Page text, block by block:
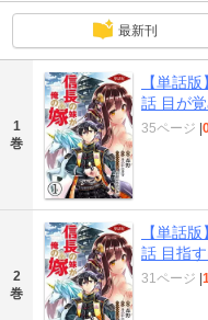
最新刊
1
巻
【単話
話 目が
35ページ
2
巻
【単話
話 目指
31ページ